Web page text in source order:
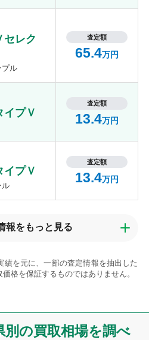
セレク
プル
査定額
65.4万円
イプＶ
査定額
13.4万円
イプＶ
ル
査定額
13.4万円
報をもっと見る
績を元に、一部の査定情報を抽出した
格を保証するものではありません。
別の買取相場を調べ